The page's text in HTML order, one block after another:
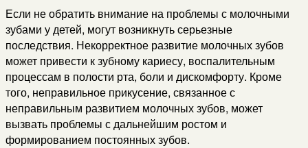
Если не обратить внимание на проблемы с молочными
зубами у детей, могут возникнуть серьезные
последствия. Некорректное развитие молочных зубов
может привести к зубному кариесу, воспалительным
процессам в полости рта, боли и дискомфорту. Кроме
того, неправильное прикусение, связанное с
неправильным развитием молочных зубов, может
вызвать проблемы с дальнейшим ростом и
формированием постоянных зубов.